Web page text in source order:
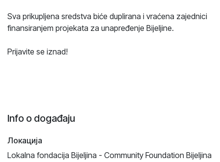
Sva prikupljena sredstva biće duplirana i vraćena zajednici
finansiranjem projekata za unapređenje Bijeljine.
Prijavite se iznad!
Info o događaju
Локација
Lokalna fondacija Bijeljina - Community Foundation Bijeljina